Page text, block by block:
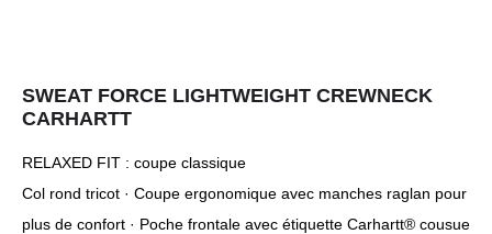
SWEAT FORCE LIGHTWEIGHT CREWNECK
CARHARTT
RELAXED FIT : coupe classique
Col rond tricot · Coupe ergonomique avec manches raglan pour
plus de confort · Poche frontale avec étiquette Carhartt® cousue